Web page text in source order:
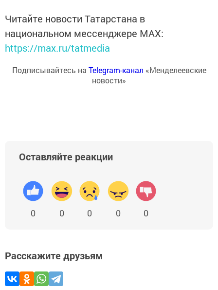
Читайте новости Татарстана в
национальном мессенджере MАХ:
https://max.ru/tatmedia
Подписывайтесь на Telegram-канал «Менделеевские
новости»
Оставляйте реакции
0 0 0 0 0
Расскажите друзьям